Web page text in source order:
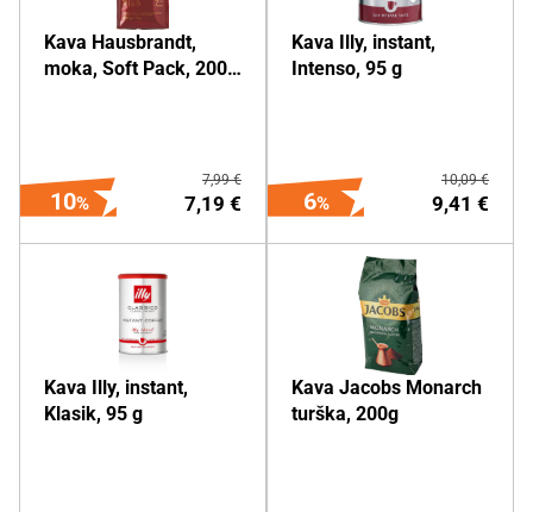
DODAJ NA NAKUPOVALNI
LISTEK
DODAJ NA NAKUPOVALNI
LISTEK
DODAJ NA NAKUPOVALNI
LISTEK
Kava Hausbrandt,
moka, Soft Pack, 200
7,19 €
7,99 €
10
DODAJ NA NAKUPOVALNI
LISTEK
Kava Illy, instant,
Intenso, 95 g
9,41 €
10,09 €
6
Kava Illy, instant,
Klasik, 95 g
Kava Jacobs Monarch
turška, 200g